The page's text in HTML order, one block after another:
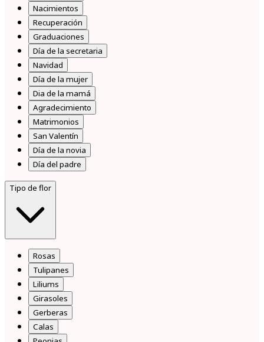
Nacimientos
Recuperación
Graduaciones
Día de la secretaria
Navidad
Día de la mujer
Dia de la mamá
Agradecimiento
Matrimonios
San Valentín
Día de la novia
Día del padre
Tipo de flor
Rosas
Tulipanes
Liliums
Girasoles
Gerberas
Calas